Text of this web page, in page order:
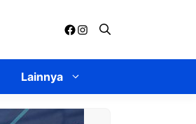
Facebook
Instagram
Lainnya